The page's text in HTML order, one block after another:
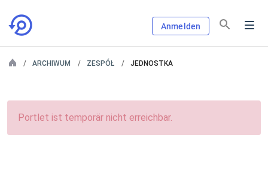
Anmelden
ARCHIWUM ZESPÓŁ JEDNOSTKA
Portlet ist temporär nicht erreichbar.